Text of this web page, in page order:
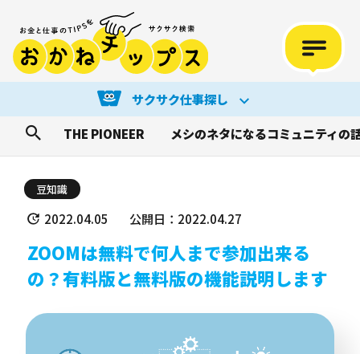
サクサク仕事探し
THE PIONEER
メシのネタになるコミュニティの
豆知識
2022.04.05 公開日：2022.04.27
ZOOMは無料で何人まで参加出来る
の？有料版と無料版の機能説明します